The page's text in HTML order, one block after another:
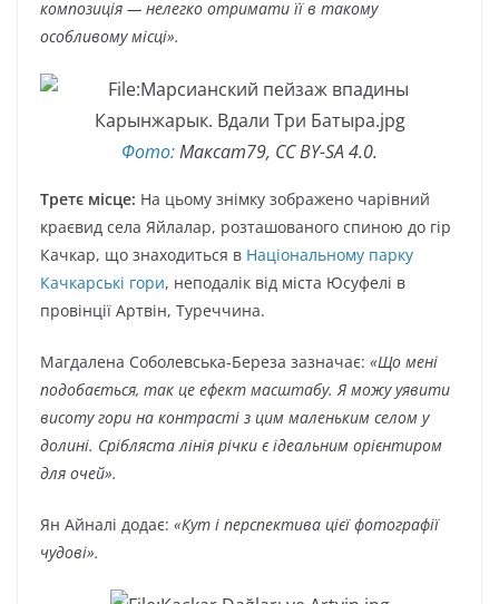
композиція — нелегко отримати її в такому
особливому місці».
Фото:Максат79, CC BY-SA 4.0.
Третє місце: На цьому знімку зображено чарівний
краєвид села Яйлалар, розташованого спиною до гір
Качкар, що знаходиться в Національному парку
Качкарські гори, неподалік від міста Юсуфелі в
провінції Артвін, Туреччина.
Магдалена Соболевська-Береза зазначає: «Що мені
подобається, так це ефект масштабу. Я можу уявити
висоту гори на контрасті з цим маленьким селом у
долині. Срібляста лінія річки є ідеальним орієнтиром
для очей».
Ян Айналі додає: «Кут і перспектива цієї фотографії
чудові».